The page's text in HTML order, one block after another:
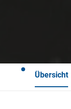
Übersicht